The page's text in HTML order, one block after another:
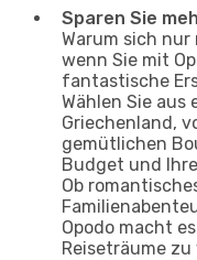
Sparen Sie
Warum sich
wenn Sie mit
fantastische
Wählen Sie aus
Griechenland,
gemütlichen
Budget und
Ob
Opodo macht
Reiseträume